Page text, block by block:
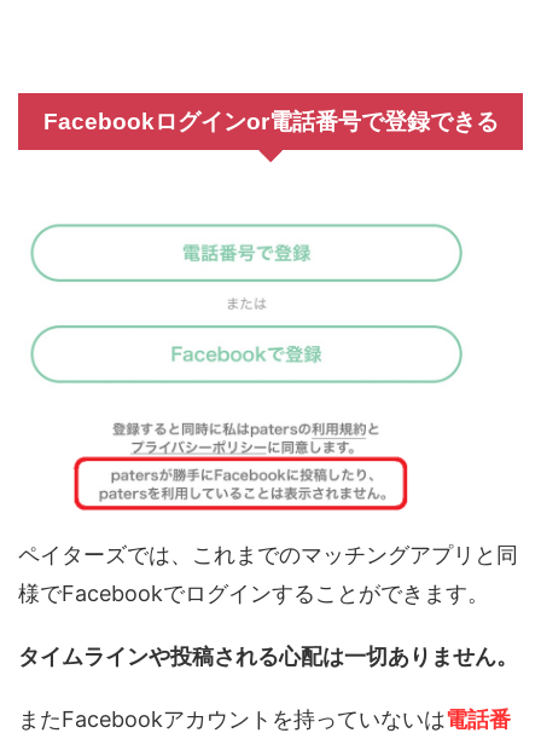
Facebookログインor電話番号で登録できる
ペイターズでは、これまでのマッチングアプリと同
様でFacebookでログインすることができます。
タイムラインや投稿される心配は一切ありません。
またFacebookアカウントを持っていないは電話番